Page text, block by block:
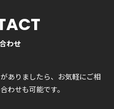
わせ
ありましたら、お気軽にご相
わせも可能です。